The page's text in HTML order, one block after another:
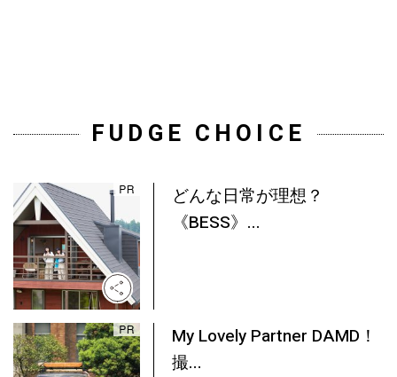
FUDGE CHOICE
どんな日常が理想？
《BESS》...
My Lovely Partner DAMD！
撮...